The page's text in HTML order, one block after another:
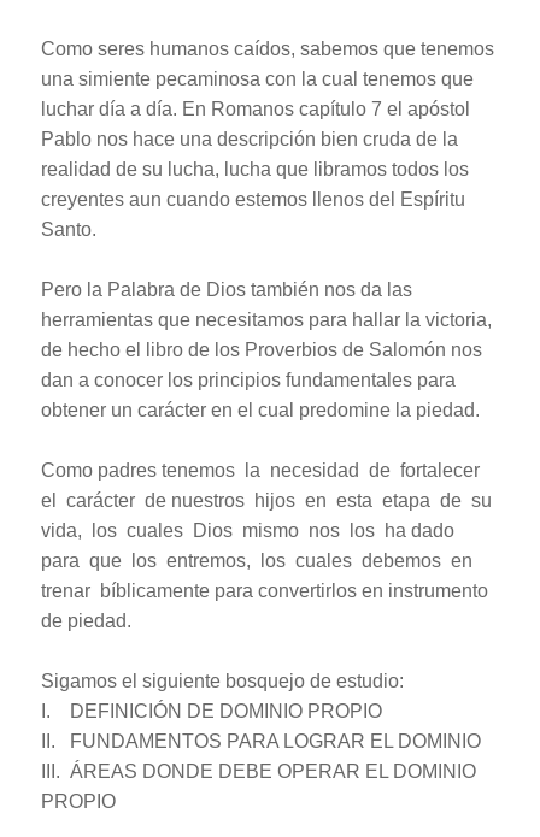
Como seres humanos caídos, sabemos que tenemos
una simiente pecaminosa con la cual tenemos que
luchar día a día. En Romanos capítulo 7 el apóstol
Pablo nos hace una descripción bien cruda de la
realidad de su lucha, lucha que libramos todos los
creyentes aun cuando estemos llenos del Espíritu
Santo.
Pero la Palabra de Dios también nos da las
herramientas que necesitamos para hallar la victoria,
de hecho el libro de los Proverbios de Salomón nos
dan a conocer los principios fundamentales para
obtener un carácter en el cual predomine la piedad.
Como padres tenemos la necesidad de fortalecer
el carácter de nuestros hijos en esta etapa de su
vida, los cuales Dios mismo nos los ha dado
para que los entremos, los cuales debemos en
trenar bíblicamente para convertirlos en instrumento
de piedad.
Sigamos el siguiente bosquejo de estudio:
I. DEFINICIÓN DE DOMINIO PROPIO
II. FUNDAMENTOS PARA LOGRAR EL DOMINIO
III. ÁREAS DONDE DEBE OPERAR EL DOMINIO
PROPIO